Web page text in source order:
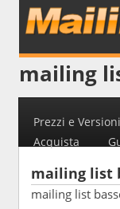
mailing
Prezzi e Versioni
Acquista
mailing list
mailing list